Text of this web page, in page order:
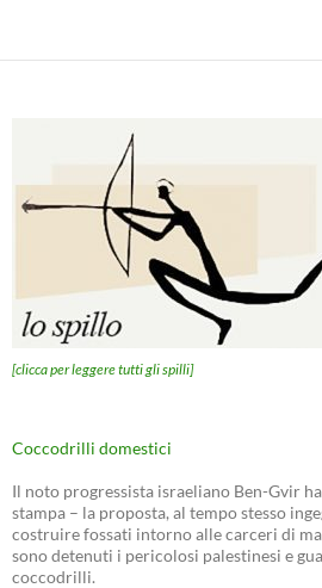
[clicca per leggere tutti gli spilli]
Coccodrilli domestici
Il noto progressista israeliano Ben-Gvir
stampa – la proposta, al tempo stesso
costruire fossati intorno alle carceri di
sono detenuti i pericolosi palestinesi e
coccodrilli.